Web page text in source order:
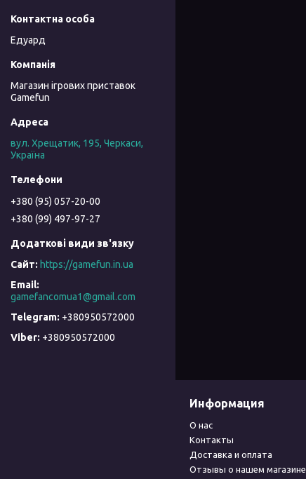
Едуард
Магазин ігрових приставок
Gamefun
вул. Хрещатик, 195, Черкаси,
Україна
+380 (95) 057-20-00
+380 (99) 497-97-27
https://gamefun.in.ua
gamefancomua1@gmail.com
+380950572000
+380950572000
Информация
О нас
Контакты
Доставка и оплата
Отзывы о нашем магазине